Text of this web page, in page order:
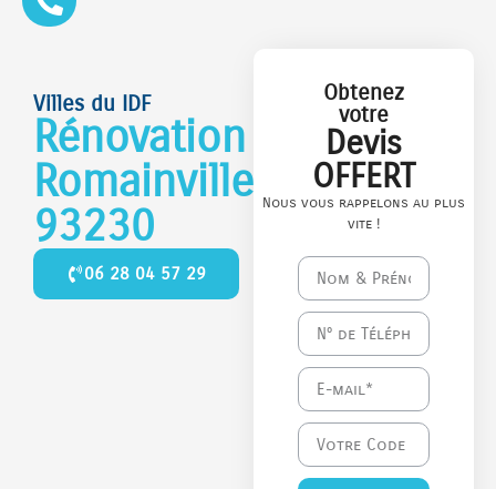
Villes du IDF
Rénovation
Romainville
93230
06 28 04 57 29
Obtenez
votre
Devis
OFFERT
Nous vous rappelons au plus
vite !